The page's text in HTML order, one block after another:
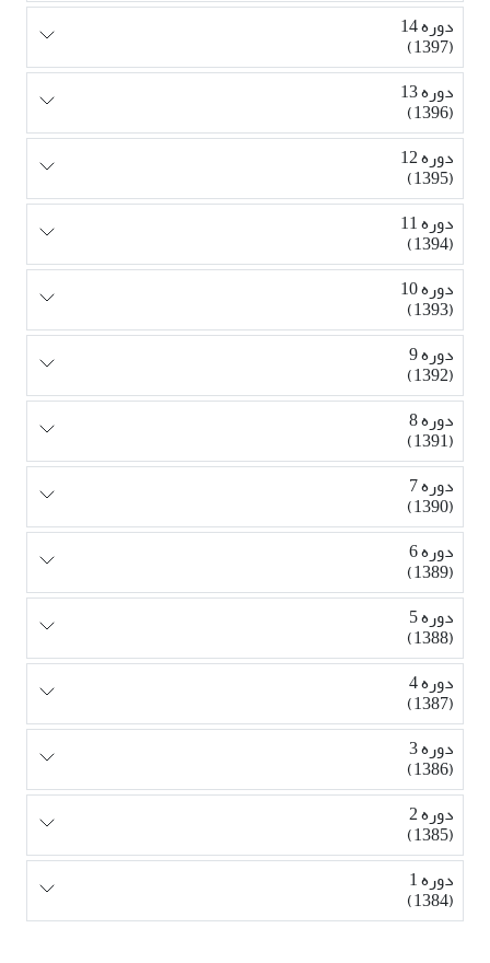
دوره 14
(1397)
دوره 13
(1396)
دوره 12
(1395)
دوره 11
(1394)
دوره 10
(1393)
دوره 9
(1392)
دوره 8
(1391)
دوره 7
(1390)
دوره 6
(1389)
دوره 5
(1388)
دوره 4
(1387)
دوره 3
(1386)
دوره 2
(1385)
دوره 1
(1384)